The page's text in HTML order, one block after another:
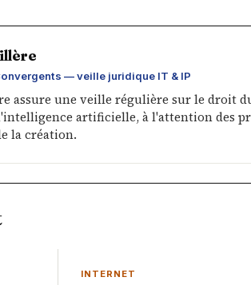
— veille juridique IT & IP
assure une veille régulière sur le droit
artificielle, à l'attention des
la création.
INTERNET